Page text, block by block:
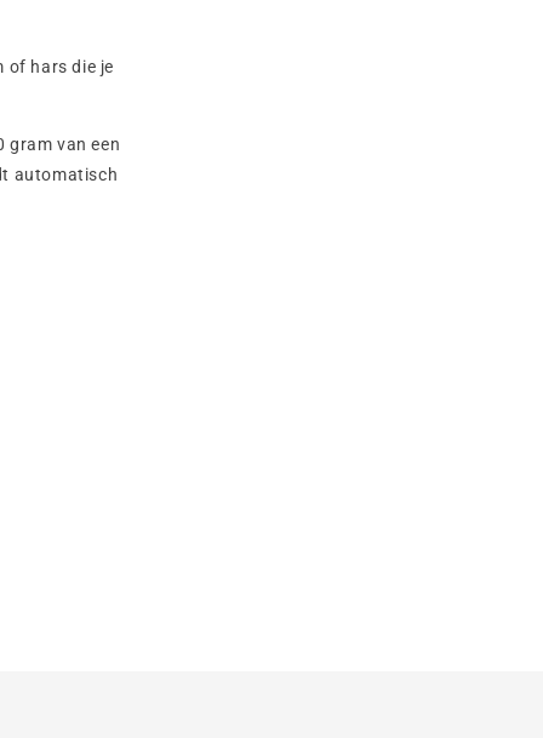
of hars die je
gram van een
automatisch